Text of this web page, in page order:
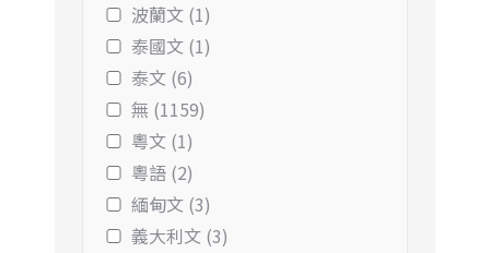
波蘭文 (1)
泰國文 (1)
泰文 (6)
無 (1159)
粵文 (1)
粵語 (2)
緬甸文 (3)
義大利文 (3)